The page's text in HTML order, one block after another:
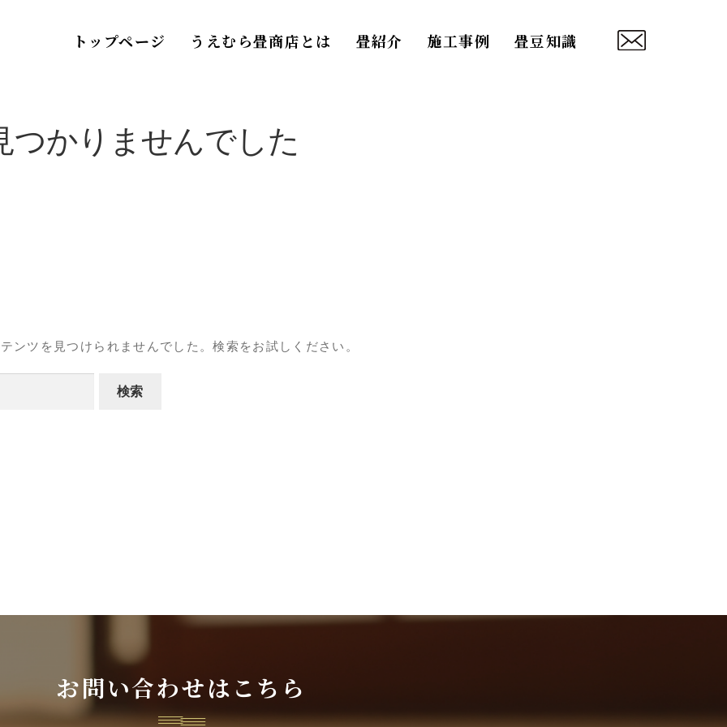
トップページ うえむら畳商店とは 畳紹介 施工事例 畳豆知識
つかりませんでした
ンツを見つけられませんでした。検索をお試しください。
お問い合わせはこちら